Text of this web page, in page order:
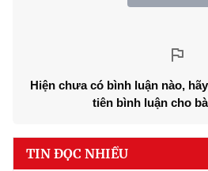
Hiện chưa có bình luận nào,
tiên bình luận cho
TIN ĐỌC NHIỀU